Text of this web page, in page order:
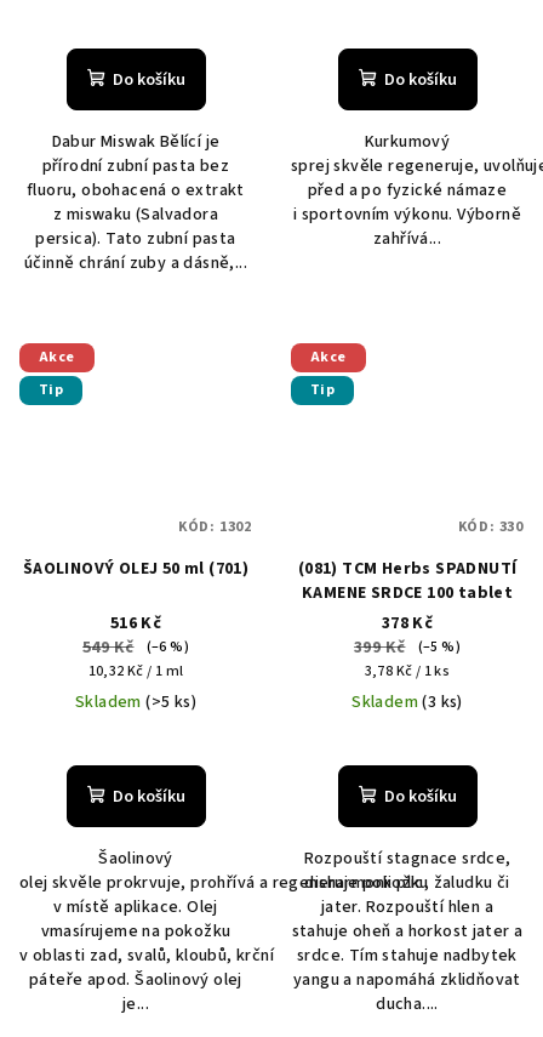
hodnocení
produktu
z
5
hvězdiček.
Do košíku
Dabur Miswak Bělící je
přírodní zubní pasta bez
fluoru, obohacená o extrakt
z miswaku (Salvadora
persica). Tato zubní pasta
účinně chrání zuby a dásně,...
hodnocení
produktu
z
5
hvězdiček.
Do košíku
Kurkumový
sprej skvěle regeneruje,
před a po fyzické námaze
i sportovním výkonu. Výborně
zahřívá...
Akce
Tip
ŠAOLINOVÝ OLEJ 50 ml (701)
516 Kč
549 Kč
(–6 %)
Měrná
cena:
10,32 Kč / 1 ml
Skladem(>5 ks)
hodnocení
produktu
z
5
hvězdiček.
Do košíku
Šaolinový
olej skvěle prokrvuje, prohřívá a regeneruje pokožku
v místě aplikace. Olej
vmasírujeme na pokožku
v oblasti zad, svalů, kloubů, krční
páteře apod. Šaolinový olej
je...
KÓD: 1302
Akce
Tip
(081) TCM Herbs SPADNUTÍ
KAMENE SRDCE 100 tablet
378 Kč
399 Kč
(–5 %)
Měrná
cena:
3,78 Kč / 1 ks
Skladem(3 ks)
hodnocení
produktu
z
5
hvězdiček.
Do košíku
Rozpouští stagnace srdce,
disharmonii plic, žaludku či
jater. Rozpouští hlen a
stahuje oheň a horkost jater a
srdce. Tím stahuje nadbytek
yangu a napomáhá zklidňovat
ducha....
KÓD: 330